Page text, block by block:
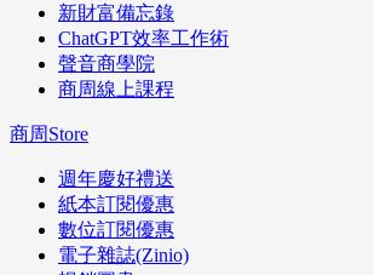
新財富備忘錄
ChatGPT效率工作術
聲音商學院
商周線上課程
商周Store
週年慶好禮送
紙本訂閱優惠
數位訂閱優惠
電子雜誌(Zinio)